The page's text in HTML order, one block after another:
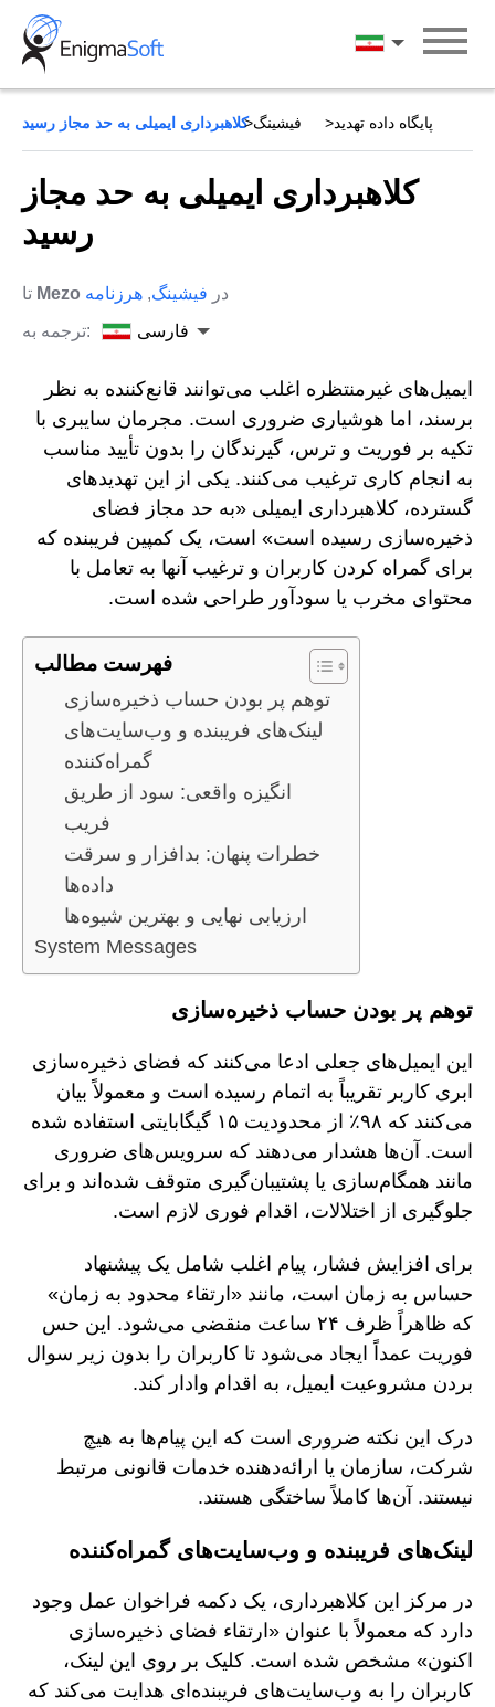
Skip
content
فارسی
پایگاه داده تهدید فیشینگ کلاهبرداری ایمیلی به حد مجاز رسید
کلاهبرداری ایمیلی به حد مجاز
رسید
Mezo در فیشینگ, هرزنامه
ترجمه به:
فارسی
ایمیل‌های غیرمنتظره اغلب می‌توانند قانع‌کننده به نظر
برسند، اما هوشیاری ضروری است. مجرمان سایبری با
تکیه بر فوریت و ترس، گیرندگان را بدون تأیید مناسب
به انجام کاری ترغیب می‌کنند. یکی از این تهدیدهای
گسترده، کلاهبرداری ایمیلی «به حد مجاز فضای
ذخیره‌سازی رسیده است» است، یک کمپین فریبنده که
برای گمراه کردن کاربران و ترغیب آنها به تعامل با
محتوای مخرب یا سودآور طراحی شده است.
فهرست مطالب
توهم پر بودن حساب ذخیره‌سازی
لینک‌های فریبنده و وب‌سایت‌های
گمراه‌کننده
انگیزه واقعی: سود از طریق
فریب
خطرات پنهان: بدافزار و سرقت
داده‌ها
ارزیابی نهایی و بهترین شیوه‌ها
System Messages
توهم پر بودن حساب ذخیره‌سازی
این ایمیل‌های جعلی ادعا می‌کنند که فضای ذخیره‌سازی
ابری کاربر تقریباً به اتمام رسیده است و معمولاً بیان
می‌کنند که ۹۸٪ از محدودیت ۱۵ گیگابایتی استفاده شده
است. آن‌ها هشدار می‌دهند که سرویس‌های ضروری
مانند همگام‌سازی یا پشتیبان‌گیری متوقف شده‌اند و برای
جلوگیری از اختلالات، اقدام فوری لازم است.
برای افزایش فشار، پیام اغلب شامل یک پیشنهاد
حساس به زمان است، مانند «ارتقاء محدود به زمان»
که ظاهراً ظرف ۲۴ ساعت منقضی می‌شود. این حس
فوریت عمداً ایجاد می‌شود تا کاربران را بدون زیر سوال
بردن مشروعیت ایمیل، به اقدام وادار کند.
درک این نکته ضروری است که این پیام‌ها به هیچ
شرکت، سازمان یا ارائه‌دهنده خدمات قانونی مرتبط
نیستند. آن‌ها کاملاً ساختگی هستند.
لینک‌های فریبنده و وب‌سایت‌های گمراه‌کننده
در مرکز این کلاهبرداری، یک دکمه فراخوان عمل وجود
دارد که معمولاً با عنوان «ارتقاء فضای ذخیره‌سازی
اکنون» مشخص شده است. کلیک بر روی این لینک،
کاربران را به وب‌سایت‌های فریبنده‌ای هدایت می‌کند که